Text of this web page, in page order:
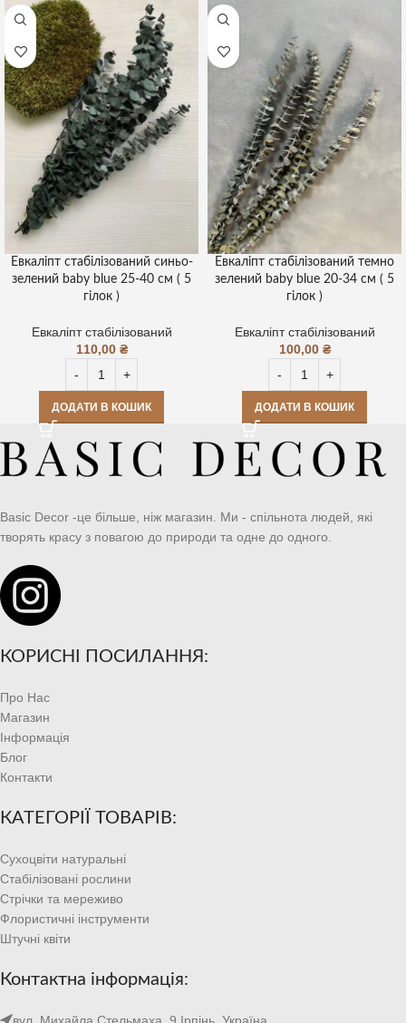
Евкаліпт стабілізований синьо-
зелений baby blue 25-40 см ( 5
гілок )
Евкаліпт стабілізований
110,00 ₴
ДОДАТИ В КОШИК
Евкаліпт стабілізований темно
зелений baby blue 20-34 см ( 5
гілок )
Евкаліпт стабілізований
100,00 ₴
ДОДАТИ В КОШИК
Basic Decor -це більше, ніж магазин. Ми - спільнота людей, які
творять красу з повагою до природи та одне до одного.
КОРИСНІ ПОСИЛАННЯ:
Про Нас
Магазин
Інформація
Блог
Контакти
КАТЕГОРІЇ ТОВАРІВ:
Сухоцвіти натуральні
Стабілізовані рослини
Стрічки та мереживо
Флористичні інструменти
Штучні квіти
Контактна інформація: